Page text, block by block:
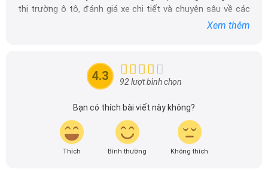
thị trường ô tô, đánh giá xe chi tiết và chuyên sâu về các
đầu cho những người yêu thích ô tô tại Việt Nam. Hãy
theo dõi tôi để cập nhật thông tin về thị trường ô tô
Xem thêm
4.3 92 lượt bình chọn
Bạn có thích bài viết này không?
Thích Bình thường Không thích